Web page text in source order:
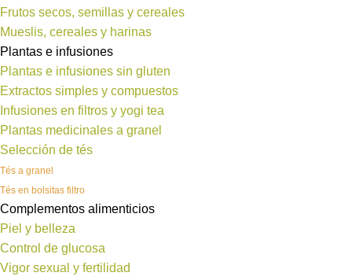
Frutos secos, semillas y cereales
Mueslis, cereales y harinas
Plantas e infusiones
Plantas e infusiones sin gluten
Extractos simples y compuestos
Infusiones en filtros y yogi tea
Plantas medicinales a granel
Selección de tés
Tés a granel
Tés en bolsitas filtro
Complementos alimenticios
Piel y belleza
Control de glucosa
Vigor sexual y fertilidad